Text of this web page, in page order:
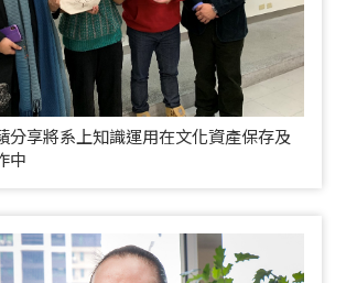
分享將系上知識運用在文化資產保存及
中